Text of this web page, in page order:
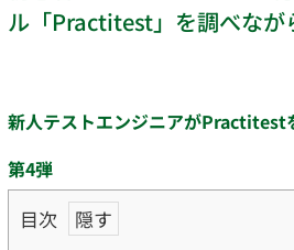
ル「Practitest」を調べなが
新人テストエンジニアがPractitest
第4弾
目次